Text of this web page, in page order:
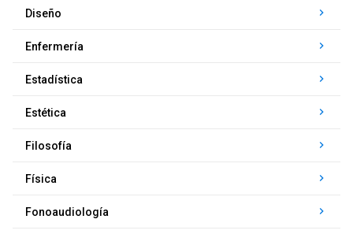
Diseño keyboard_arrow_right
Enfermería keyboard_arrow_right
Estadística keyboard_arrow_right
Estética keyboard_arrow_right
Filosofía keyboard_arrow_right
Física keyboard_arrow_right
Fonoaudiología keyboard_arrow_right